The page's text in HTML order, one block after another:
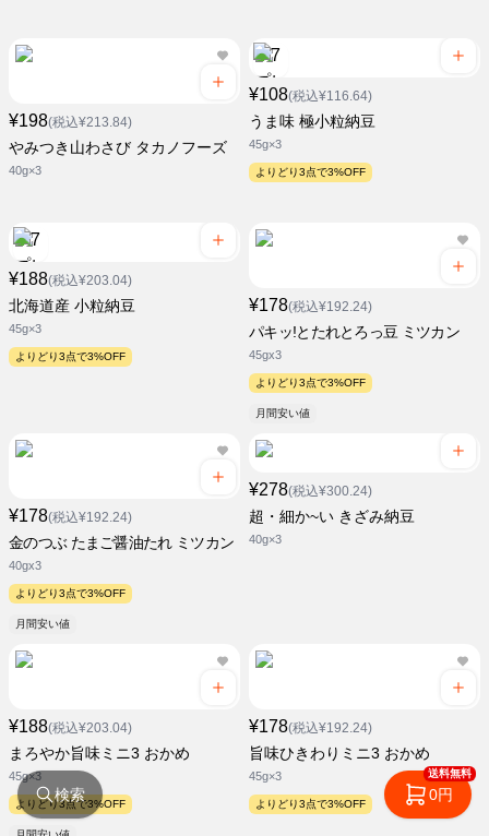
¥198(税込¥213.84)
やみつき山わさび タカノフーズ
40g×3
¥108(税込¥116.64)
うま味 極小粒納豆
45g×3
よりどり3点で3%OFF
¥188(税込¥203.04)
北海道産 小粒納豆
45g×3
よりどり3点で3%OFF
¥178(税込¥192.24)
パキッ!とたれとろっ豆 ミツカン
45gx3
よりどり3点で3%OFF
月間安い値
¥178(税込¥192.24)
金のつぶ たまご醤油たれ ミツカン
40gx3
よりどり3点で3%OFF
月間安い値
¥278(税込¥300.24)
超・細か~い きざみ納豆
40g×3
¥188(税込¥203.04)
まろやか旨味ミニ3 おかめ
45g×3
よりどり3点で3%OFF
¥178(税込¥192.24)
旨味ひきわりミニ3 おかめ
45g×3
よりどり3点で3%OFF
検索
送料無料
0円